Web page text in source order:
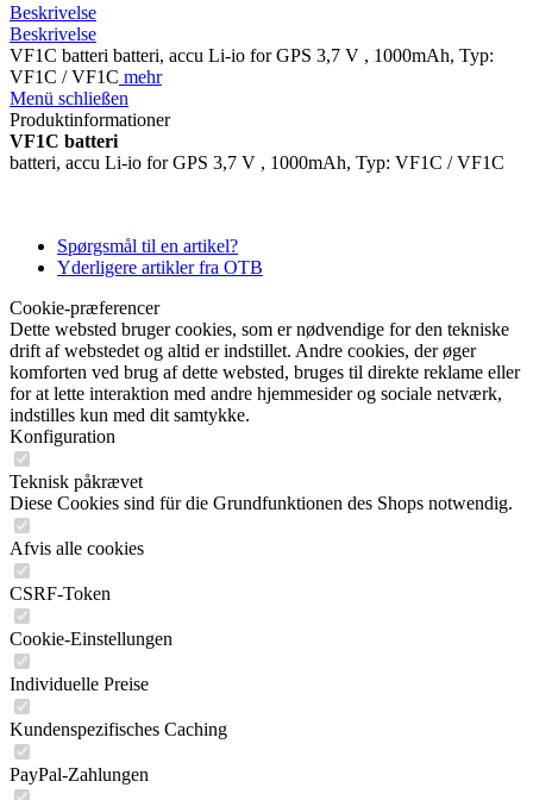
Beskrivelse
Beskrivelse
VF1C batteri batteri, accu Li-io for GPS 3,7 V , 1000mAh, Typ:
VF1C / VF1C mehr
Menü schließen
Produktinformationer
VF1C batteri
batteri, accu Li-io for GPS 3,7 V , 1000mAh, Typ: VF1C / VF1C
Spørgsmål til en artikel?
Yderligere artikler fra OTB
Cookie-præferencer
Dette websted bruger cookies, som er nødvendige for den tekniske
drift af webstedet og altid er indstillet. Andre cookies, der øger
komforten ved brug af dette websted, bruges til direkte reklame eller
for at lette interaktion med andre hjemmesider og sociale netværk,
indstilles kun med dit samtykke.
Konfiguration
Teknisk påkrævet
Diese Cookies sind für die Grundfunktionen des Shops notwendig.
Afvis alle cookies
CSRF-Token
Cookie-Einstellungen
Individuelle Preise
Kundenspezifisches Caching
PayPal-Zahlungen